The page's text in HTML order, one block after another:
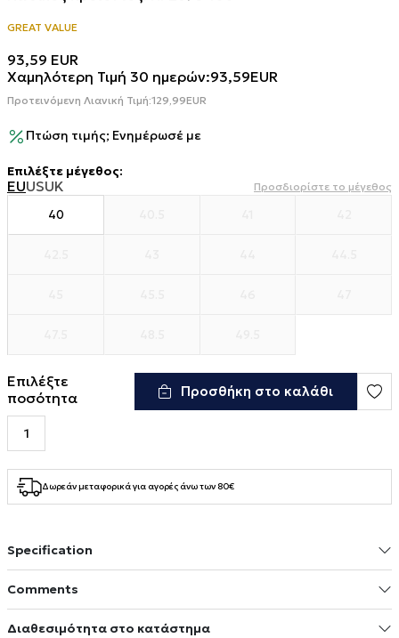
GREAT VALUE
93,59 EUR
Χαμηλότερη Τιμή 30 ημερών:93,59EUR
Προτεινόμενη Λιανική Τιμή:129,99EUR
Πτώση τιμής; Ενημέρωσέ με
Επιλέξτε μέγεθος:
EUUSUK Προσδιορίστε το μέγεθος
40
Επιλέξτε
ποσότητα
Προσθήκη στο καλάθι
Δωρεάν μεταφορικά για αγορές άνω των 80€
Specification
Comments
Διαθεσιμότητα στο κατάστημα